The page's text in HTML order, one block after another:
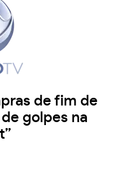
de fim de
golpes na